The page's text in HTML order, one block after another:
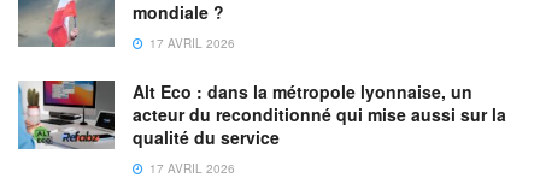
mondiale ?
17 AVRIL 2026
Alt Eco : dans la métropole lyonnaise, un
acteur du reconditionné qui mise aussi sur la
qualité du service
17 AVRIL 2026